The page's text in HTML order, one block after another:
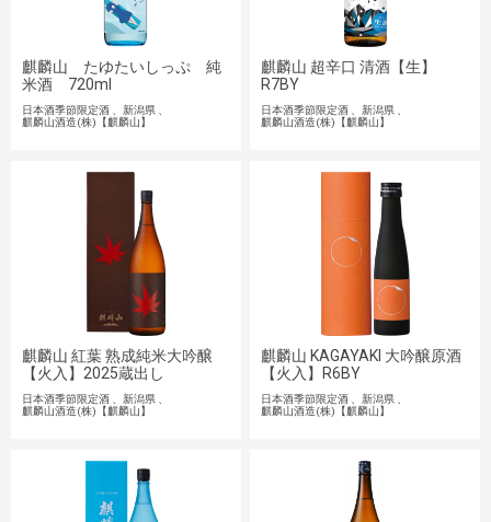
麒麟山 たゆたいしっぷ 純
米酒 720ml
日本酒季節限定酒
新潟県
麒麟山酒造(株)【麒麟山】
麒麟山 超辛口 清酒【生】
R7BY
日本酒季節限定酒
新潟県
麒麟山酒造(株)【麒麟山】
麒麟山 紅葉 熟成純米大吟醸
【火入】2025蔵出し
日本酒季節限定酒
新潟県
麒麟山酒造(株)【麒麟山】
麒麟山 KAGAYAKI 大吟醸原酒
【火入】R6BY
日本酒季節限定酒
新潟県
麒麟山酒造(株)【麒麟山】